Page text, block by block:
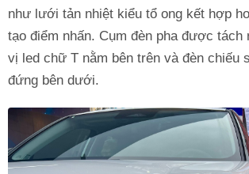
như lưới tản nhiệt kiểu tổ ong kết hợp
tạo điểm nhấn. Cụm đèn pha được
vị led chữ T nằm bên trên và đèn chiếu
đứng bên dưới.